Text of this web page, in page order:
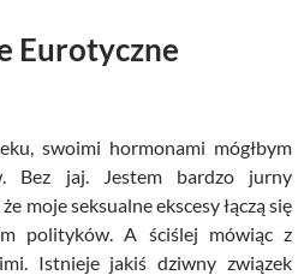
Eurotyczne
swoimi hormonami mógłbym
Bez jaj. Jestem bardzo jurny
moje seksualne ekscesy łączą się
polityków. A ściślej mówiąc z
Istnieje jakiś dziwny związek